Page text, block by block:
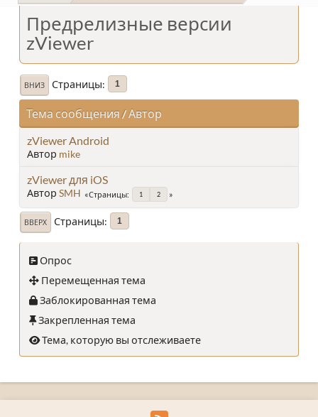
Предрелизные версии
zViewer
ВНИЗ Страницы 1
Тема сообщения / Автор
zViewer Android
Автор mike
zViewer для iOS
Автор SMH Страницы 1 2
ВВЕРХ Страницы 1
Опрос
Перемещенная тема
Заблокированная тема
Закрепленная тема
Тема, которую вы отслеживаете